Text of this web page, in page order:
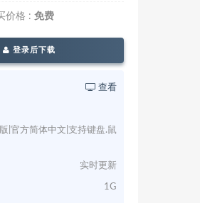
价格 : 免费
登录后下载
查看
|官方简体中文|支持键盘.鼠
实时更新
1G